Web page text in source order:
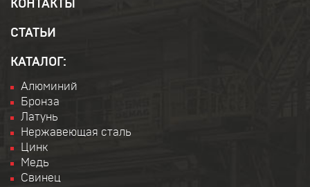
КОНТАКТЫ
СТАТЬИ
КАТАЛОГ:
Алюминий
Бронза
Латунь
Нержавеющая сталь
Цинк
Медь
Свинец